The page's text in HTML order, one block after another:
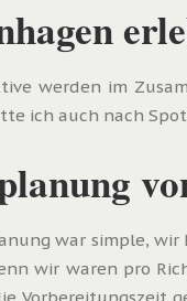
werden im
ich auch nach
war simple,
wir waren pro